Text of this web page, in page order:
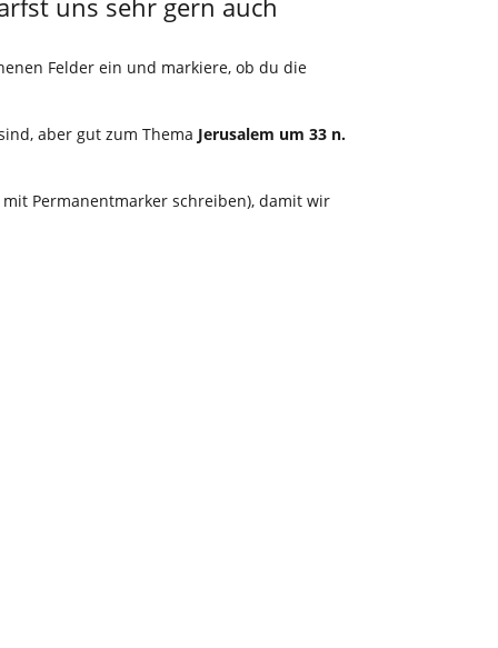
uns sehr gern auch
Felder ein und markiere, ob du die
aber gut zum Thema Jerusalem um 33 n.
Permanentmarker schreiben), damit wir